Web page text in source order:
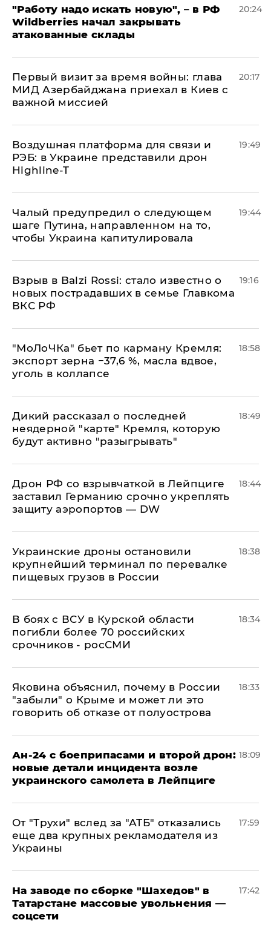
"Работу надо искать новую", – в РФ
Wildberries начал закрывать
атакованные склады
20:24
Первый визит за время войны: глава
МИД Азербайджана приехал в Киев с
важной миссией
20:17
Воздушная платформа для связи и
РЭБ: в Украине представили дрон
Highline-T
19:49
Чалый предупредил о следующем
шаге Путина, направленном на то,
чтобы Украина капитулировала
19:44
Взрыв в Balzi Rossi: стало известно о
новых пострадавших в семье Главкома
ВКС РФ
19:16
​"МоЛоЧКа" бьет по карману Кремля:
экспорт зерна −37,6 %, масла вдвое,
уголь в коллапсе
18:58
Дикий рассказал о последней
неядерной "карте" Кремля, которую
будут активно "разыгрывать"
18:49
​Дрон РФ со взрывчаткой в Лейпциге
заставил Германию срочно укреплять
защиту аэропортов — DW
18:44
Украинские дроны остановили
крупнейший терминал по перевалке
пищевых грузов в России
18:38
В боях с ВСУ в Курской области
погибли более 70 российских
срочников - росСМИ
18:34
Яковина объяснил, почему в России
"забыли" о Крыме и может ли это
говорить об отказе от полуострова
18:33
Ан-24 с боеприпасами и второй дрон:
новые детали инцидента возле
украинского самолета в Лейпциге
18:09
От "Трухи" вслед за "АТБ" отказались
еще два крупных рекламодателя из
Украины
17:59
На заводе по сборке "Шахедов" в
Татарстане массовые увольнения —
соцсети
17:42